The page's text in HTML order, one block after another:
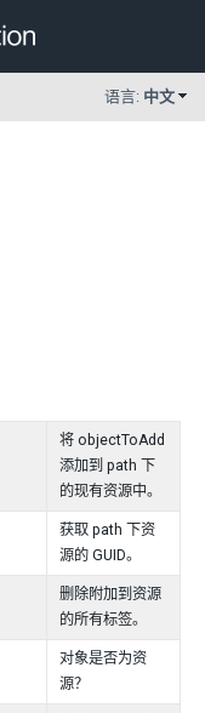
语言: 中文
将 objectToAdd
添加到 path 下
的现有资源中。
获取 path 下资
源的 GUID。
删除附加到资源
的所有标签。
对象是否为资
源？